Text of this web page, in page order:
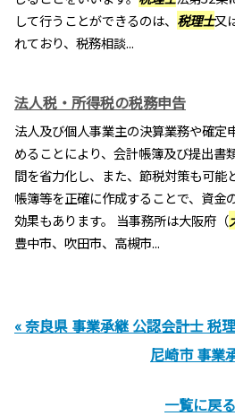
して行うことができるのは、 税理士又
れており、税務相談...
法人税・所得税の税務申告
法人及び個人事業主の決算業務や確定
めることにより、会計帳簿及び提出書
間を省力化し、また、節税対策も可能
帳簿等を正確に作成することで、資金
効果もあります。 当事務所は大阪府（
豊中市、吹田市、高槻市...
« 奈良県 事業承継 公認会計士 税
尼崎市 事業
一覧に戻る